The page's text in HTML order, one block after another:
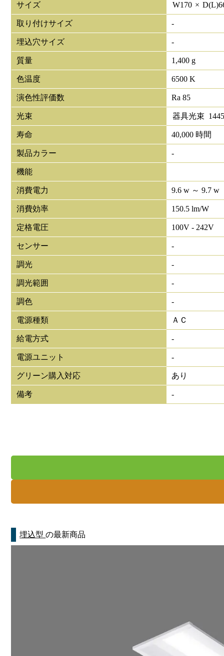
サイズ W170 × D(L)
取り付けサイズ -
埋込穴サイズ -
質量 1,400 g
色温度 6500 K
演色性評価数 Ra 85
光束 器具光束
寿命 40,000 時間
製品カラー -
機能
消費電力 9.6 w ～ 9.7 w
消費効率 150.5 lm/W
定格電圧 100V - 242V
センサー -
調光 -
調光範囲 -
調色 -
電源種類 ＡＣ
給電方式 -
電源ユニット -
グリーン購入対応 あり
備考 -
埋込型の最新商品